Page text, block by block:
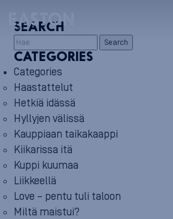
SEARCH
Search
CATEGORIES
Categories
Haastattelut
Hetkiä idässä
Hyllyjen välissä
Kauppiaan taikakaappi
Kiikarissa itä
Kuppi kuumaa
Liikkeellä
Love – pentu tuli taloon
Miltä maistui?